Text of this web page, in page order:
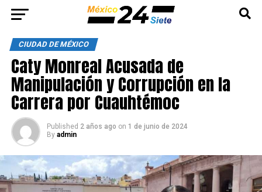
CIUDAD DE MÉXICO
Caty Monreal Acusada de
Manipulación y Corrupción en la
Carrera por Cuauhtémoc
Published 2 años ago on 1 de junio de 2024
By admin